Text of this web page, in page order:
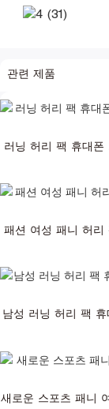
관련 제품
러닝 허리 팩 휴대폰
패션 여성 패니 허리
남성 러닝 허리 팩
새로운 스포츠 패니